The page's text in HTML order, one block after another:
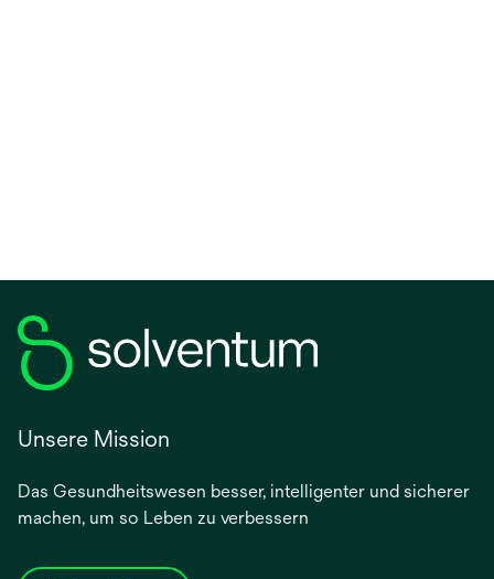
Unsere Mission
Das Gesundheitswesen besser, intelligenter und sicherer
machen, um so Leben zu verbessern